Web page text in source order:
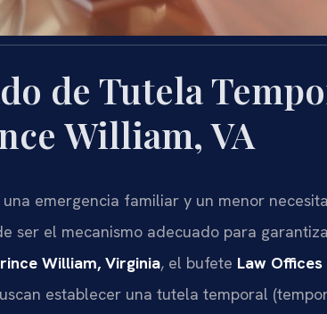
de Tutela
William, VA
emergencia familiar y un menor
ser el mecanismo adecuado para
William, Virginia, el bufete Law Offices
establecer una tutela temporal